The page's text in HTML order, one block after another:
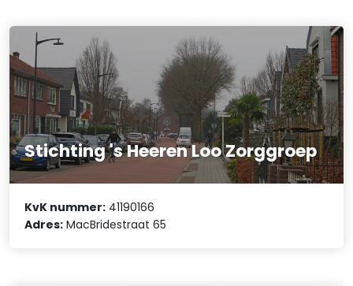
Stichting 's Heeren Loo Zorggroep
KvK nummer: 41190166
Adres: MacBridestraat 65